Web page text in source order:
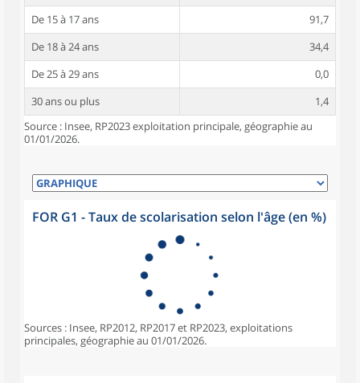
De 15 à 17 ans
91,7
De 18 à 24 ans
34,4
De 25 à 29 ans
0,0
30 ans ou plus
1,4
Source : Insee, RP2023 exploitation principale, géographie au
01/01/2026.
FOR G1 - Taux de scolarisation selon l'âge (en %)
Sources : Insee, RP2012, RP2017 et RP2023, exploitations
principales, géographie au 01/01/2026.